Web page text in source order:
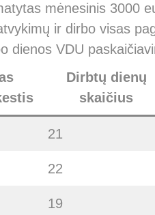
mėnesinis 3000
ir dirbo visas
dienos VDU
Dirbtų dienų
skaičius
21
22
19